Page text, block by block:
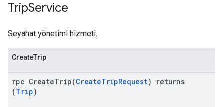
TripService
Seyahat yönetimi hizmeti.
CreateTrip
rpc CreateTrip(CreateTripRequest) returns
(Trip)